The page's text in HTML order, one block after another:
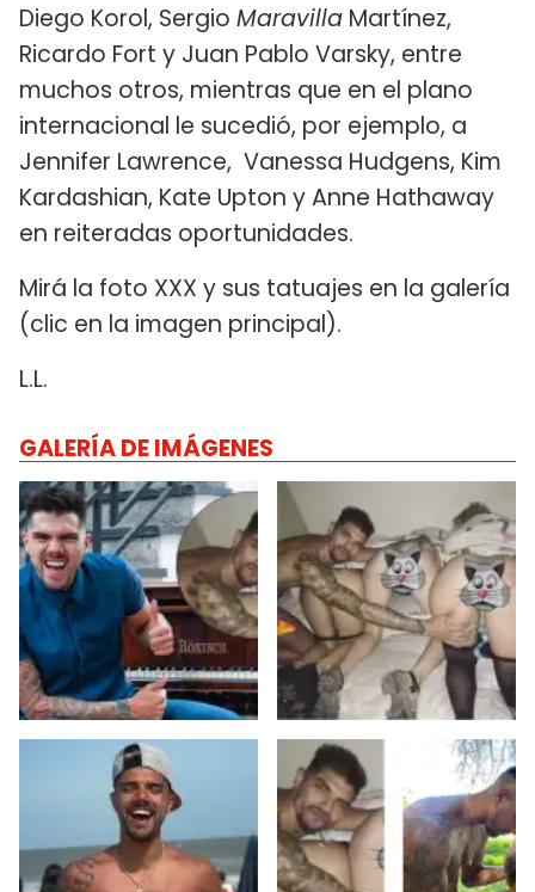
Diego Korol, Sergio Maravilla Martínez,
Ricardo Fort y Juan Pablo Varsky, entre
muchos otros, mientras que en el plano
internacional le sucedió, por ejemplo, a
Jennifer Lawrence, Vanessa Hudgens, Kim
Kardashian, Kate Upton y Anne Hathaway
en reiteradas oportunidades.
Mirá la foto XXX y sus tatuajes en la galería
(clic en la imagen principal).
L.L.
GALERÍA DE IMÁGENES